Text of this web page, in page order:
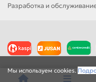
Мы используем cookies.
Разработка и